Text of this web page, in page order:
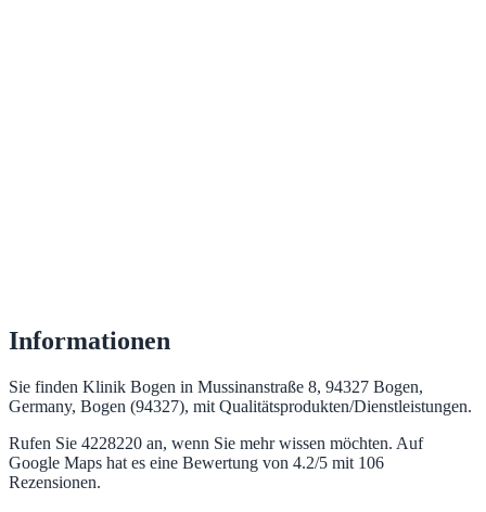
Informationen
Sie finden Klinik Bogen in Mussinanstraße 8, 94327 Bogen,
Germany, Bogen (94327), mit Qualitätsprodukten/Dienstleistungen.
Rufen Sie 4228220 an, wenn Sie mehr wissen möchten. Auf
Google Maps hat es eine Bewertung von 4.2/5 mit 106
Rezensionen.